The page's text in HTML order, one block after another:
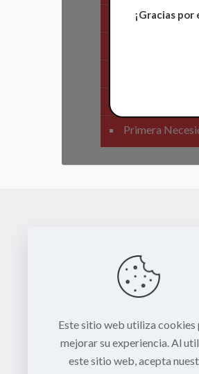
Partes de
Primera
¡Gracias
Este sitio web utiliza cookies
mejorar su experiencia. Al
este sitio web, acepta